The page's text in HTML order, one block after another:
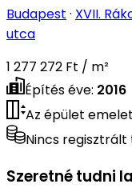
Budapest · XVII.
utca
1 277 272 Ft / m²
Építés éve: 2016
Az épület
Nincs
Szeretné tudni